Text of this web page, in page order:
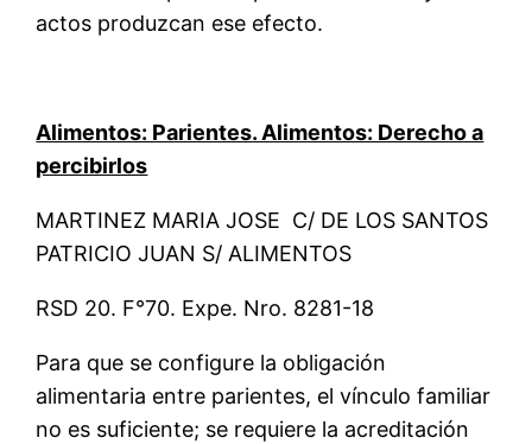
actos produzcan ese efecto.
Alimentos: Parientes. Alimentos: Derecho a
percibirlos
MARTINEZ MARIA JOSE C/ DE LOS SANTOS
PATRICIO JUAN S/ ALIMENTOS
RSD 20. F°70. Expe. Nro. 8281-18
Para que se configure la obligación
alimentaria entre parientes, el vínculo familiar
no es suficiente; se requiere la acreditación